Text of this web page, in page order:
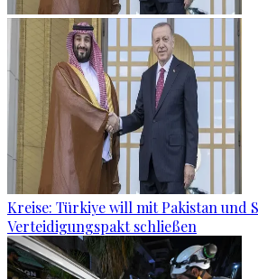
Kreise: Türkiye will mit Pakistan und
Verteidigungspakt schließen